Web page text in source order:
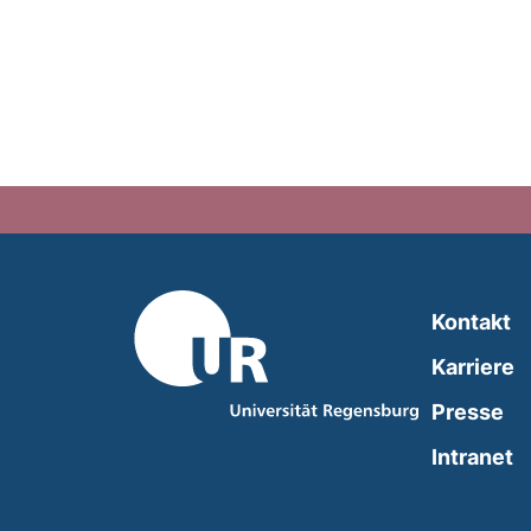
Kontakt
Karriere
Presse
Intranet